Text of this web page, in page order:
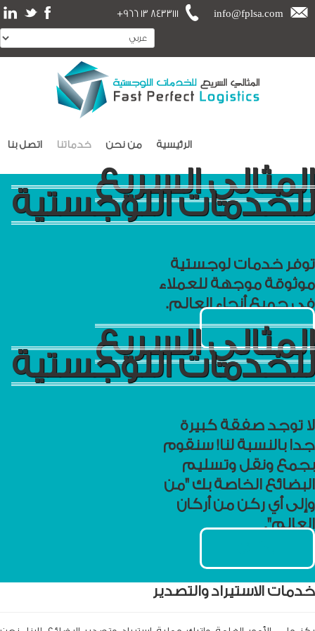
info@fplsa.com
+966 13 8433111
الرئيسية من نحن خدماتنا اتصل بنا
المثالي السريع
للخدمات اللوجستية
توفر خدمات لوجستية
موثوقة موجهة للعملاء
في جميع أنحاء العالم.
ابدأ الآن
المثالي السريع
للخدمات اللوجستية
لا توجد صفقة كبيرة
جدا بالنسبة لنا! سنقوم
بجمع ونقل وتسليم
البضائع الخاصة بك "من
وإلى أي ركن من أركان
العالم".
خدمات الاستيراد والتصدير